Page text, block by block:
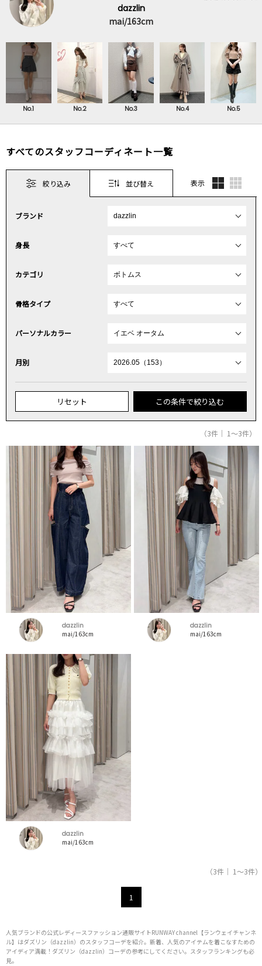
dazzlin
mai/163cm
No.1 No.2 No.3 No.4 No.5
すべてのスタッフコーディネート一覧
絞り込み 並び替え 表示
ブランド
身長
カテゴリ
骨格タイプ
パーソナルカラー
月別
リセット この条件で絞り込む
（3件｜ 1～3件）
dazzlin
mai/163cm
dazzlin
mai/163cm
dazzlin
mai/163cm
（3件｜ 1～3件）
1
人気ブランドの公式レディースファッション通販サイトRUNWAY channel【ランウェイチャンネ
ル】はダズリン（dazzlin）のスタッフコーデを紹介。新着、人気のアイテムを着こなすための
アイディア満載！ダズリン（dazzlin）コーデの参考にしてください。スタッフランキングも必
見。